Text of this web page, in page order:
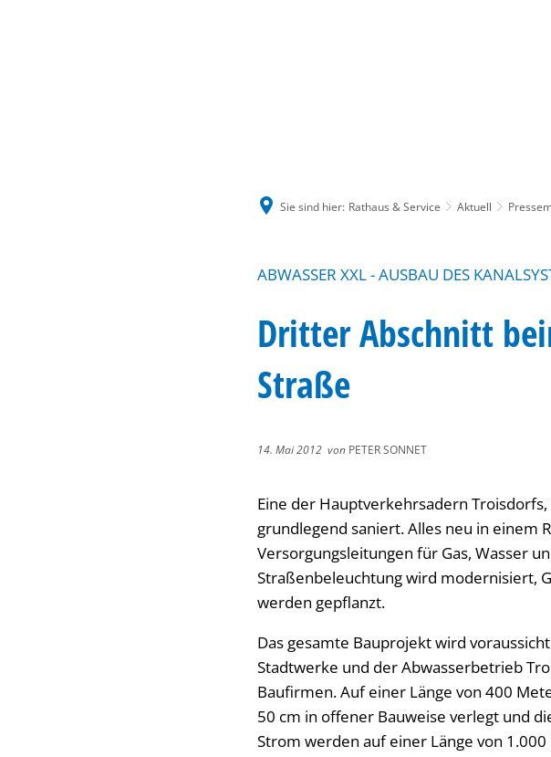
Sie sind hier: Rathaus & Service Aktuell
ABWASSER XXL - AUSBAU DES
Dritter Abschnitt
Straße
14. Mai 2012 von PETER SONNET
Eine der Hauptverkehrsadern
grundlegend saniert. Alles neu in einem
Versorgungsleitungen für Gas, Wasser
Straßenbeleuchtung wird modernisiert,
werden gepflanzt.
Das gesamte Bauprojekt wird
Stadtwerke und der Abwasserbetrieb
Baufirmen. Auf einer Länge von 400
50 cm in offener Bauweise verlegt und
Strom werden auf einer Länge von